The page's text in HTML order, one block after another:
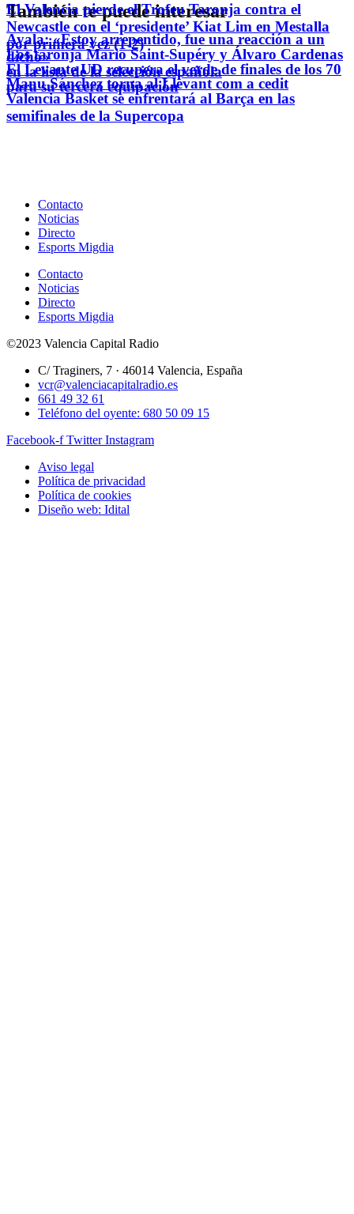
También te puede interesar
El Valencia pierde el Trofeu Taronja contra el
Newcastle con el ‘presidente’ Kiat Lim en Mestalla
por primera vez (1-2)
Ayala: «Estoy arrepentido, fue una reacción a un
dicho»
Los taronja Mario Saint-Supéry y Álvaro Cardenas
en la lista de la selección española
El Levante UD recupera el verde de finales de los 70
para su tercera equipación
Manu Sánchez torna al Llevant com a cedit
Valencia Basket se enfrentará al Barça en las
semifinales de la Supercopa
Contacto
Noticias
Directo
Esports Migdia
Contacto
Noticias
Directo
Esports Migdia
©2023 Valencia Capital Radio
C/ Traginers, 7 · 46014 Valencia, España
vcr@valenciacapitalradio.es
661 49 32 61
Teléfono del oyente: 680 50 09 15
Facebook-f Twitter Instagram
Aviso legal
Política de privacidad
Política de cookies
Diseño web: Idital